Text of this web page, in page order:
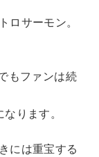
ロサーモン。
もファンは続
ります。
には重宝する